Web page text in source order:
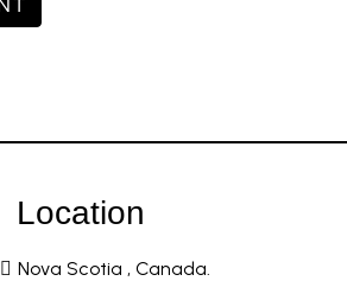
Location
Nova Scotia , Canada.